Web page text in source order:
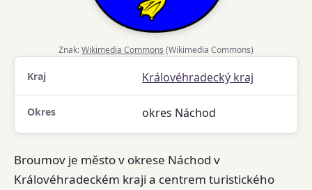
Znak:Wikimedia Commons (Wikimedia Commons)
Kraj Královéhradecký kraj
Okres okres Náchod
Broumov je město v okrese Náchod v
Královéhradeckém kraji a centrem turistického